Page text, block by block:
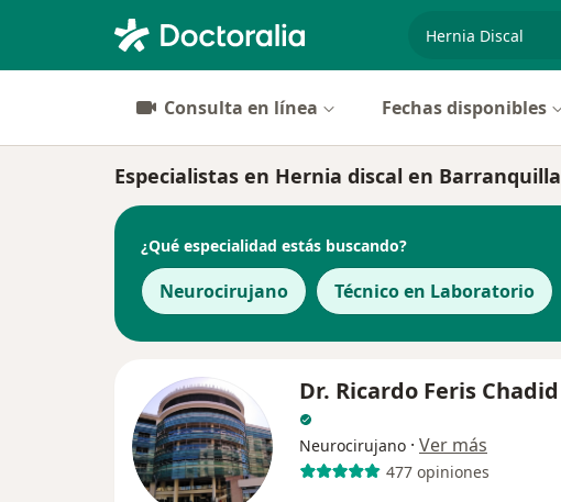
Consulta en línea Fechas disponibles
Especialistas en Hernia discal en Barranquilla
¿Qué especialidad estás buscando?
Neurocirujano Técnico en Laboratorio
Dr. Ricardo Feris Chadid
Neurocirujano · Ver más
477 opiniones